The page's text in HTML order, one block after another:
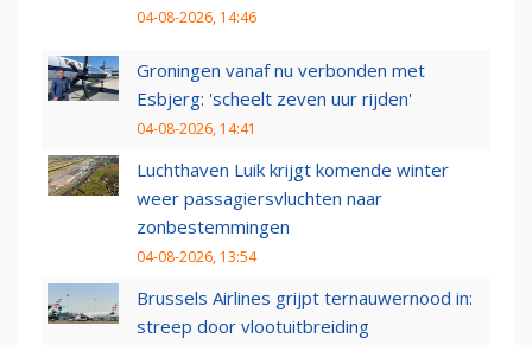
04-08-2026, 14:46
Groningen vanaf nu verbonden met
Esbjerg: 'scheelt zeven uur rijden'
04-08-2026, 14:41
Luchthaven Luik krijgt komende winter
weer passagiersvluchten naar
zonbestemmingen
04-08-2026, 13:54
Brussels Airlines grijpt ternauwernood in:
streep door vlootuitbreiding